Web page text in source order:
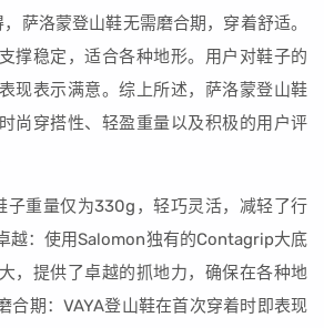
萨洛蒙登山鞋无需磨合期，穿着舒适。
撑稳定，适合各种地形。用户对鞋子的
现表示满意。综上所述，萨洛蒙登山鞋
尚穿搭性、轻盈重量以及积极的用户评
子重量仅为330g，轻巧灵活，减轻了行
越：使用Salomon独有的Contagrip大底
，提供了卓越的抓地力，确保在各种地
合期：VAYA登山鞋在首次穿着时即表现